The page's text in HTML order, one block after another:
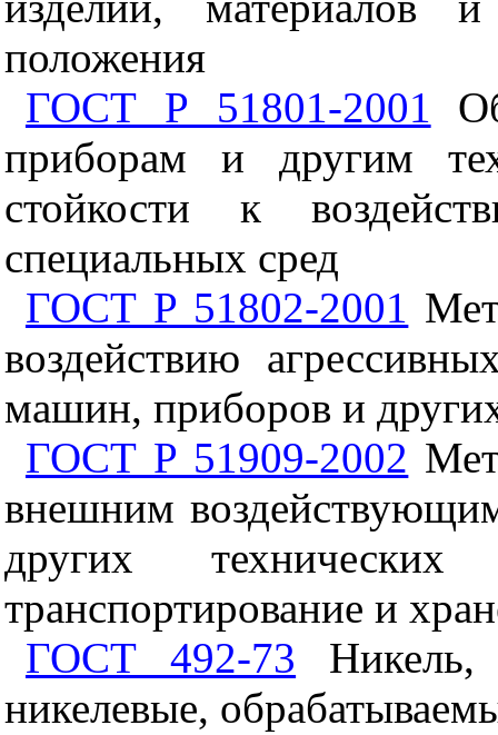
положения
ГОСТ Р 51801-2001
приборам и другим
стойкости к
специальных сред
ГОСТ Р 51802-2001
воздействию
машин, приборов и
ГОСТ Р 51909-2002
внешним
других
транспортирование и
ГОСТ 492-73 Никель,
никелевые,